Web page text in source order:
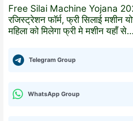
Free Silai Machine Yojana
रजिस्ट्रेशन फॉर्म, फ्री सिलाई मशीन
महिला को मिलेगा फ्री मे मशीन यहाँ से…
Telegram Group
WhatsApp Group